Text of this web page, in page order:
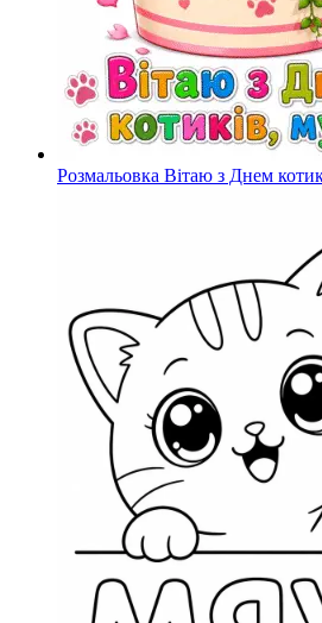
Розмальовка Вітаю з Днем